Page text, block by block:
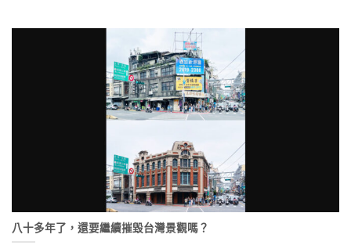
八十多年了，還要繼續摧毀台灣景觀嗎？